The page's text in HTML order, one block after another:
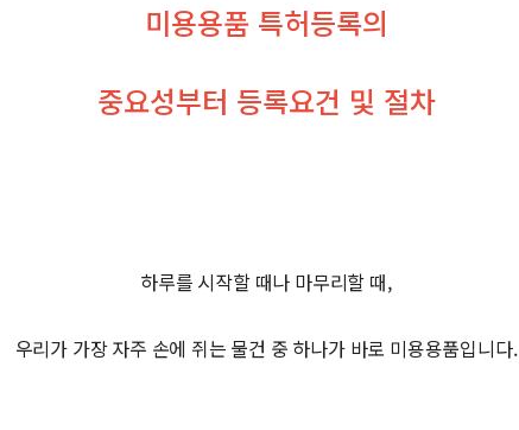
미용용품 특허등록의
중요성부터 등록요건 및 절차
하루를 시작할 때나 마무리할 때,
우리가 가장 자주 손에 쥐는 물건 중 하나가 바로 미용용품입니다.